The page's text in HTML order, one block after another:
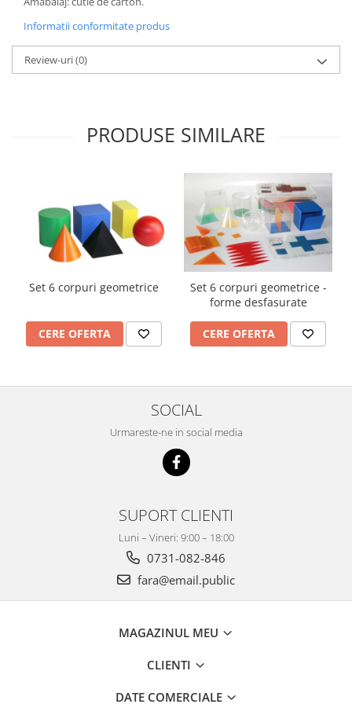
Accesorii
Panouri Afisare
Table magnetice din sticla
Informatii conformitate produs
Review-uri(0)
PRODUSE SIMILARE
Set 6 corpuri geometrice
CERE OFERTA
Set 6 corpuri geometrice -
forme desfasurate
CERE OFERTA
SOCIAL
Urmareste-ne in social media
SUPORT CLIENTI
Luni – Vineri: 9:00 – 18:00
0731-082-846
fara@email.public
MAGAZINUL MEU
CLIENTI
DATE COMERCIALE